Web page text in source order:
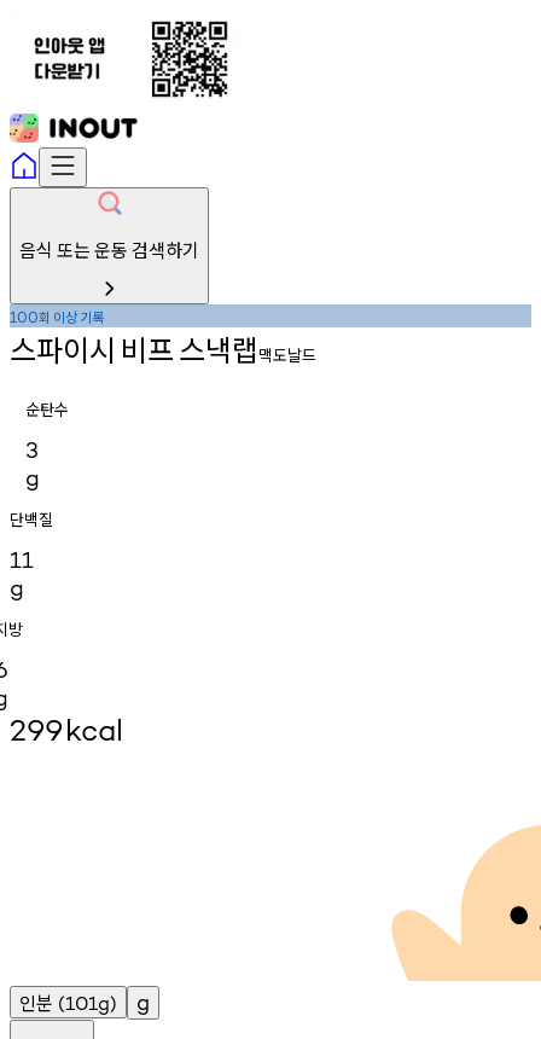
음식 또는 운동 검색하기
100회 이상기록
스파이시 비프스낵랩 맥도날드
순탄수
3
g
단백질
11
g
방
299kcal
인분 (101g) g